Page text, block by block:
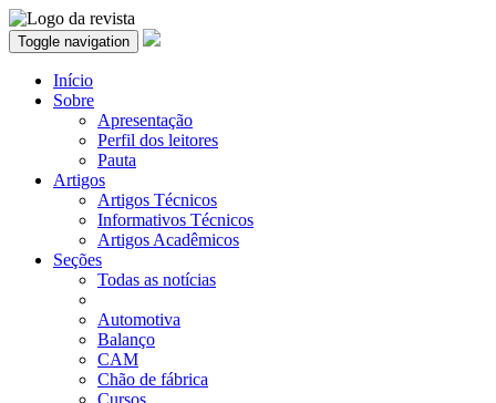
Toggle navigation
Início
Sobre
Apresentação
Perfil dos leitores
Pauta
Artigos
Artigos Técnicos
Informativos Técnicos
Artigos Acadêmicos
Seções
Todas as notícias
Automotiva
Balanço
CAM
Chão de fábrica
Cursos